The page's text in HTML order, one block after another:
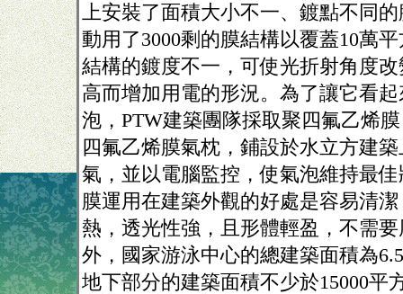
上安裝了面積大小不一、鍍點不同
動用了3000剩的膜結構以覆蓋10萬
結構的鍍度不一，可使光折射角度
高而增加用電的形況。為了讓它看
泡， PTW建築團隊採取聚四氟乙烯
四氟乙烯膜氣枕，鋪設於水立方建
氣，並以電腦監控，使氣泡維持最
膜運用在建築外觀的好處是容易清
熱，透光性強，且形體輕盈，不需
外，國家游泳中心的總建築面積為6.5
地下部分的建築面積不少於15000平